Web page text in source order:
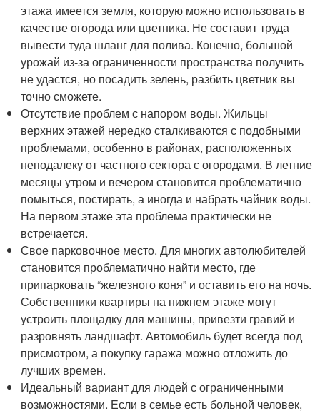
этажа имеется земля, которую можно использовать в
качестве огорода или цветника. Не составит труда
вывести туда шланг для полива. Конечно, большой
урожай из-за ограниченности пространства получить
не удастся, но посадить зелень, разбить цветник вы
точно сможете.
Отсутствие проблем с напором воды. Жильцы
верхних этажей нередко сталкиваются с подобными
проблемами, особенно в районах, расположенных
неподалеку от частного сектора с огородами. В летние
месяцы утром и вечером становится проблематично
помыться, постирать, а иногда и набрать чайник воды.
На первом этаже эта проблема практически не
встречается.
Свое парковочное место. Для многих автолюбителей
становится проблематично найти место, где
припарковать “железного коня” и оставить его на ночь.
Собственники квартиры на нижнем этаже могут
устроить площадку для машины, привезти гравий и
разровнять ландшафт. Автомобиль будет всегда под
присмотром, а покупку гаража можно отложить до
лучших времен.
Идеальный вариант для людей с ограниченными
возможностями. Если в семье есть больной человек,